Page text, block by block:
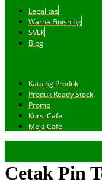
Legalitas
Warna Finishing
SVLK
Blog
Katalog Produk
Produk Ready Stock
Promo
Kursi Cafe
Meja Cafe
Cetak Pin